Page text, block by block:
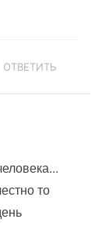
ОТВЕТИТЬ
то